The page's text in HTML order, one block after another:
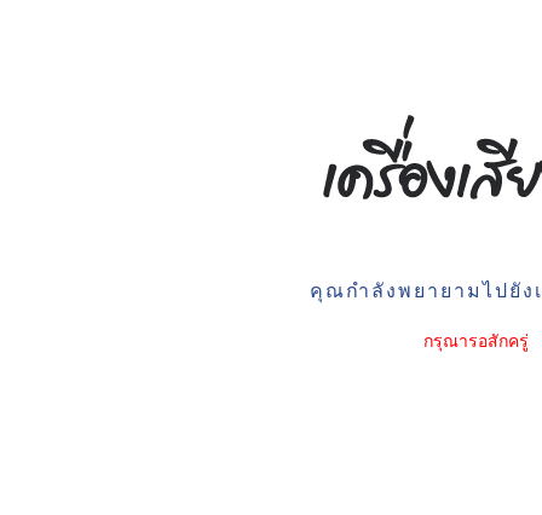
คุณกำลังพยายามไปยัง
กรุณารอสักครู่